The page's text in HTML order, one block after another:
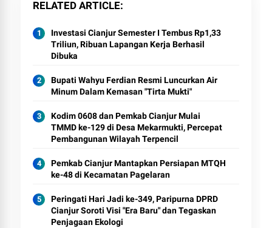
RELATED ARTICLE
Investasi Cianjur Semester I Tembus Rp1,33
Triliun, Ribuan Lapangan Kerja Berhasil
Dibuka
Bupati Wahyu Ferdian Resmi Luncurkan Air
Minum Dalam Kemasan "Tirta Mukti"
Kodim 0608 dan Pemkab Cianjur Mulai
TMMD ke-129 di Desa Mekarmukti, Percepat
Pembangunan Wilayah Terpencil
Pemkab Cianjur Mantapkan Persiapan MTQH
ke-48 di Kecamatan Pagelaran
Peringati Hari Jadi ke-349, Paripurna DPRD
Cianjur Soroti Visi "Era Baru" dan Tegaskan
Penjagaan Ekologi